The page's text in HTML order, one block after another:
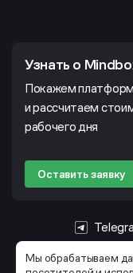
Мы обрабатываем
Узнать о
Покажем
и рассчитаем
рабочего дня
Оставить заявку